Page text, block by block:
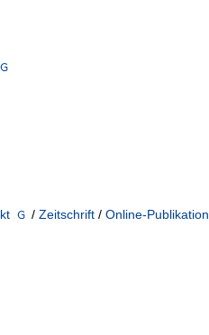
/ Zeitschrift/ Online-Publikation